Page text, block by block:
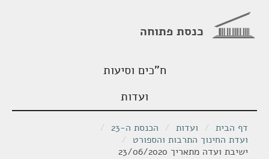
כנסת פתוחה
ח"כים וסיעות
ועדות
דף הבית / ועדות / הכנסת ה-23
/
ועדת החינוך התרבות והספורט /
ישיבת ועדה מתאריך 23/06/2020